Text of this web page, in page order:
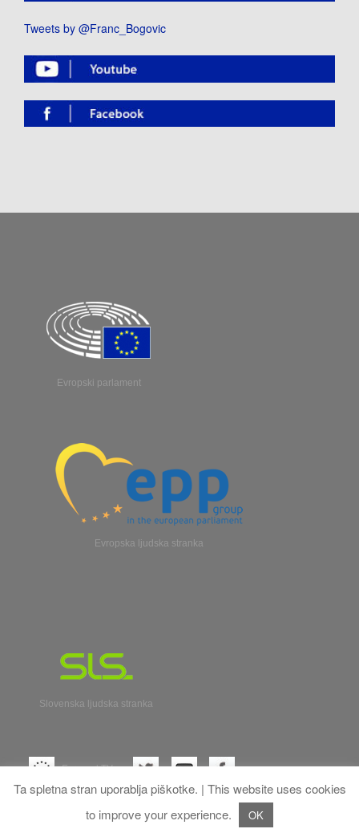
Tweets by @Franc_Bogovic
Evropski parlament
Evropska ljudska stranka
Slovenska ljudska stranka
Evroparl TV
Franc Bogovic All rights reserved.
Ta spletna stran uporablja piškotke. | This website uses cookies
to improve your experience.
OK